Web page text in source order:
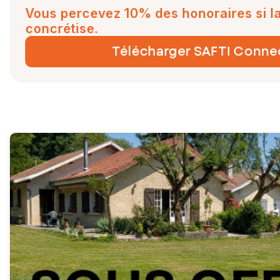
Vous percevez 10% des honoraires si
concrétise.
Télécharger SAFTI